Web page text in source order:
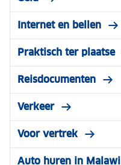
Internet en bellen
Praktisch ter plaatse
Reisdocumenten
Verkeer
Voor vertrek
Auto huren in Malawi